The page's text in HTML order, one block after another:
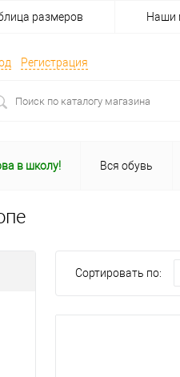
размеров Наши
Регистрация
в школу! Вся обувь
Сортировать по: